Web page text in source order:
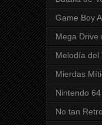
Game Boy
Mega Drive
Melodía del
Mierdas
Nintendo 64
No tan Retro